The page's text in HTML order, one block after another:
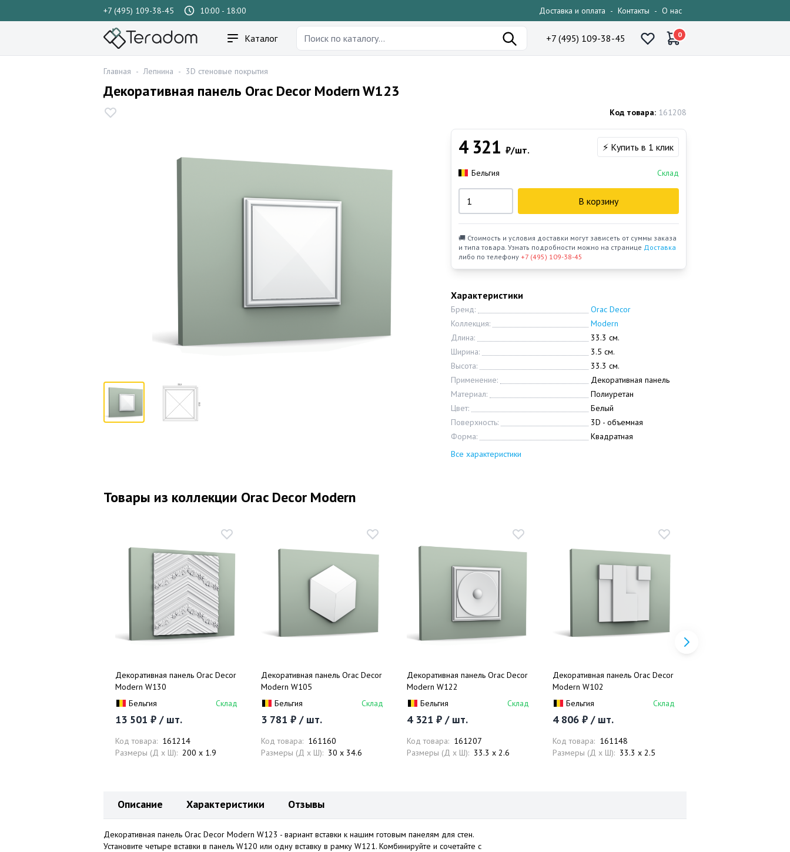
+7 (495) 109-38-45 10:00 - 18:00 Доставка и оплата - Контакты - О нас
Каталог +7 (495) 109-38-45 0
Главная - Лепнина - 3D стеновые покрытия
Декоративная панель Orac Decor Modern W123
Код товара: 161208
Характеристики
Бренд:
Orac Decor
Коллекция:
Modern
Длина:
33.3 см.
Ширина:
3.5 см.
Высота:
33.3 см.
Применение:
Декоративная панель
Материал:
Полиуретан
Цвет:
Белый
Поверхность:
3D - объемная
Форма:
Квадратная
Все характеристики
4 321 ₽/шт. ⚡ Купить в 1 клик
Бельгия Склад
В корзину
🚚 Стоимость и условия доставки могут зависеть от суммы заказа
и типа товара. Узнать подробности можно на странице Доставка
либо по телефону +7 (495) 109-38-45
Товары из коллекции Orac Decor Modern
Декоративная панель Orac Decor
Modern W130
Бельгия
Склад
13 501 ₽ / шт.
Код товара: 161214
Размеры (Д x Ш): 200 x 1.9
Декоративная панель Orac Decor
Modern W105
Бельгия
Склад
3 781 ₽ / шт.
Код товара: 161160
Размеры (Д x Ш): 30 x 34.6
Декоративная панель Orac Decor
Modern W122
Бельгия
Склад
4 321 ₽ / шт.
Код товара: 161207
Размеры (Д x Ш): 33.3 x 2.6
Декоративная панель Orac Decor
Modern W102
Бельгия
Склад
4 806 ₽ / шт.
Код товара: 161148
Размеры (Д x Ш): 33.3 x 2.5
Описание Характеристики Отзывы
Декоративная панель Orac Decor Modern W123 - вариант вставки к нашим готовым панелям для стен.
Установите четыре вставки в панель W120 или одну вставку в рамку W121. Комбинируйте и сочетайте с